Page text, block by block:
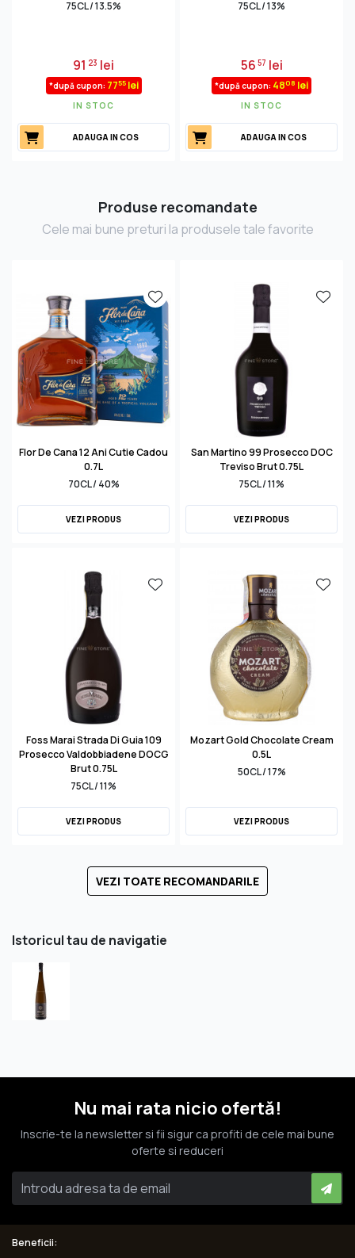
75CL / 13.5%
91 23 lei
*după cupon: 7755lei
IN STOC
ADAUGA IN COS
75CL / 13%
5657 lei
*după cupon: 4808 lei
IN STOC
ADAUGA IN COS
Produse recomandate
Cele mai bune preturi la produsele tale favorite
Flor De Cana 12 Ani Cutie Cadou
0.7L
70CL / 40%
VEZI PRODUS
San Martino 99 Prosecco DOC
Treviso Brut 0.75L
75CL / 11%
VEZI PRODUS
Foss Marai Strada Di Guia 109
Prosecco Valdobbiadene DOCG
Brut 0.75L
75CL / 11%
VEZI PRODUS
Mozart Gold Chocolate Cream
0.5L
50CL / 17%
VEZI PRODUS
VEZI TOATE RECOMANDARILE
Istoricul tau de navigatie
Nu mai rata nicio ofertă!
Inscrie-te la newsletter si fii sigur ca profiti de cele mai bune
oferte si reduceri
Beneficii: